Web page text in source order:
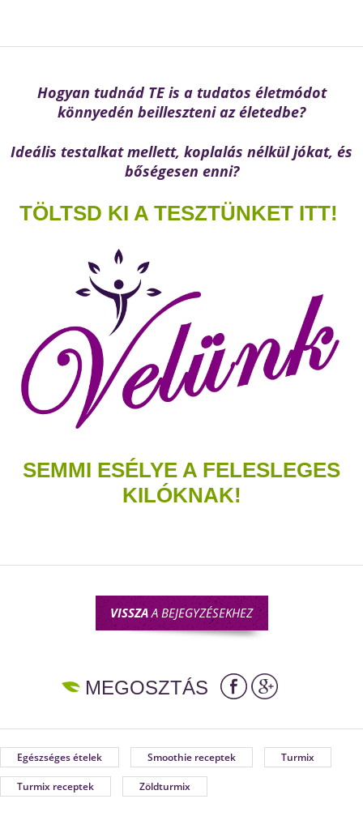
Hogyan tudnád TE is a tudatos életmódot
könnyedén beilleszteni az életedbe?
Ideális testalkat mellett, koplalás nélkül jókat, és
bőségesen enni?
TÖLTSD KI A TESZTÜNKET ITT!
SEMMI ESÉLYE A FELESLEGES
KILÓKNAK!
VISSZAA BEJEGYZÉSEKHEZ
MEGOSZTÁS
Egészséges ételek Smoothie receptek Turmix
Turmix receptek Zöldturmix